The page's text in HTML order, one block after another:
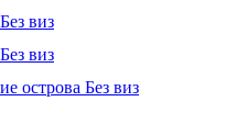
Без виз
Без виз
острова Без виз